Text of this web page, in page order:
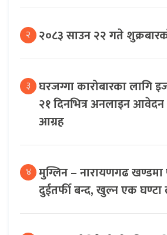
२ २०८३ साउन २२ गते
३ घरजग्गा कारोबारका लागि
२१ दिनभित्र अनलाइन
आग्रह
४ मुग्लिन – नारायणगढ खण्डमा
दुईतर्फी बन्द, खुल्न एक घण्टा